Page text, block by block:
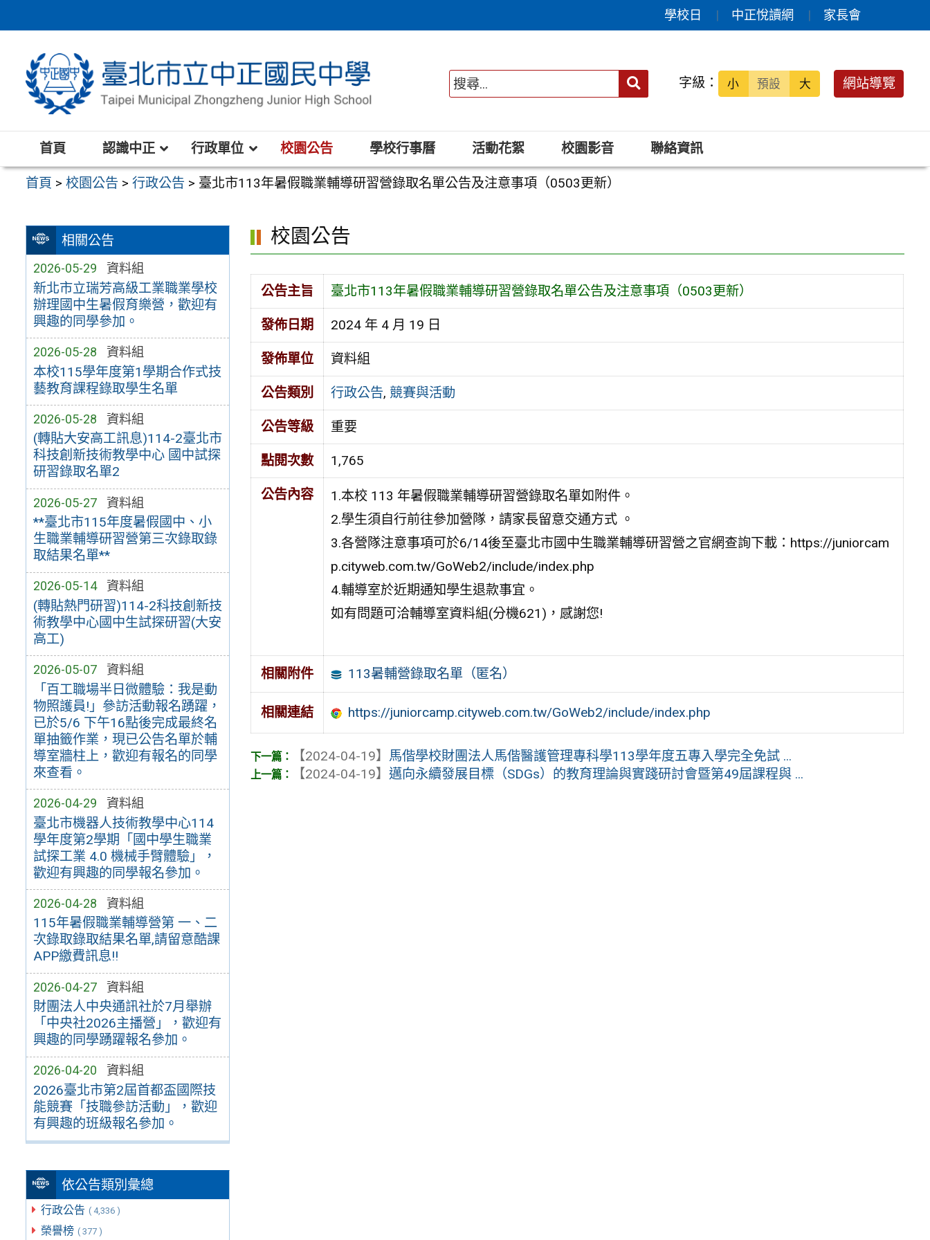
至
區
學校日 中正悅讀網 家長會
送出 字級： 小 預設 大 網站導覽
首頁 認識中正 行政單位 校園公告 學校行事曆 活動花絮 校園影音 聯絡資訊
首頁 >校園公告 >行政公告 > 臺北市113年暑假職業輔導研習營錄取名單公告及注意事項（0503更新）
相關公告
2026-05-29 資料組
新北市立瑞芳高級工業職業學校
辦理國中生暑假育樂營，歡迎有
興趣的同學參加。
2026-05-28 資料組
本校115學年度第1學期合作式技
藝教育課程錄取學生名單
2026-05-28 資料組
(轉貼大安高工訊息)114-2臺北市
科技創新技術教學中心 國中試探
研習錄取名單2
2026-05-27 資料組
**臺北市115年度暑假國中、小
生職業輔導研習營第三次錄取錄
取結果名單**
2026-05-14 資料組
(轉貼熱門研習)114-2科技創新技
術教學中心國中生試探研習(大安
高工)
2026-05-07 資料組
「百工職場半日微體驗：我是動
物照護員!」參訪活動報名踴躍，
已於5/6 下午16點後完成最終名
單抽籤作業，現已公告名單於輔
導室牆柱上，歡迎有報名的同學
來查看。
2026-04-29 資料組
臺北市機器人技術教學中心114
學年度第2學期「國中學生職業
試探工業 4.0 機械手臂體驗」，
歡迎有興趣的同學報名參加。
2026-04-28 資料組
115年暑假職業輔導營第 一、二
次錄取錄取結果名單,請留意酷課
APP繳費訊息!!
2026-04-27 資料組
財團法人中央通訊社於7月舉辦
「中央社2026主播營」，歡迎有
興趣的同學踴躍報名參加。
2026-04-20 資料組
2026臺北市第2屆首都盃國際技
能競賽「技職參訪活動」，歡迎
有興趣的班級報名參加。
依公告類別彙總
行政公告 ( 4,336 )
榮譽榜 ( 377 )
校園公告
公告主旨 臺北市113年暑假職業輔導研習營錄取名單公告及注意事項（0503更新）
發佈日期 2024 年 4 月 19 日
發佈單位 資料組
公告類別 行政公告, 競賽與活動
公告等級 重要
點閱次數 1,765
公告內容
1.本校 113 年暑假職業輔導研習營錄取名單如附件。
2.學生須自行前往參加營隊，請家長留意交通方式 。
3.各營隊注意事項可於6/14後至臺北市國中生職業輔導研習營之官網查詢下載：https://juniorcam
p.cityweb.com.tw/GoWeb2/include/index.php
4.輔導室於近期通知學生退款事宜。
如有問題可洽輔導室資料組(分機621)，感謝您!
相關附件 113暑輔營錄取名單（匿名）
相關連結 https://juniorcamp.cityweb.com.tw/GoWeb2/include/index.php
【2024-04-19】 馬偕學校財團法人馬偕醫護管理專科學113學年度五專入學完全免試 ...
【2024-04-19】邁向永續發展目標（SDGs）的教育理論與實踐研討會暨第49屆課程與 ...